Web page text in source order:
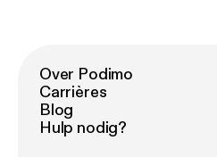
Over Podimo
Carrières
Blog
Hulp nodig?